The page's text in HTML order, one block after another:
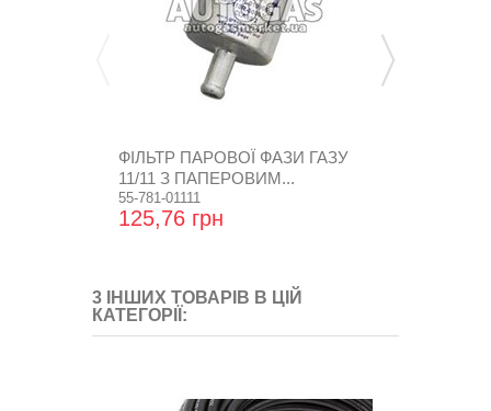
ФІЛЬТР ПАРОВОЇ ФАЗИ ГАЗУ
11/11 З ПАПЕРОВИМ...
55-781-01111
125,76 грн
3 ІНШИХ ТОВАРІВ В ЦІЙ
КАТЕГОРІЇ: